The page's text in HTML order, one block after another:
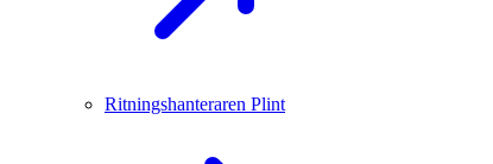
Ritningshanteraren Plint